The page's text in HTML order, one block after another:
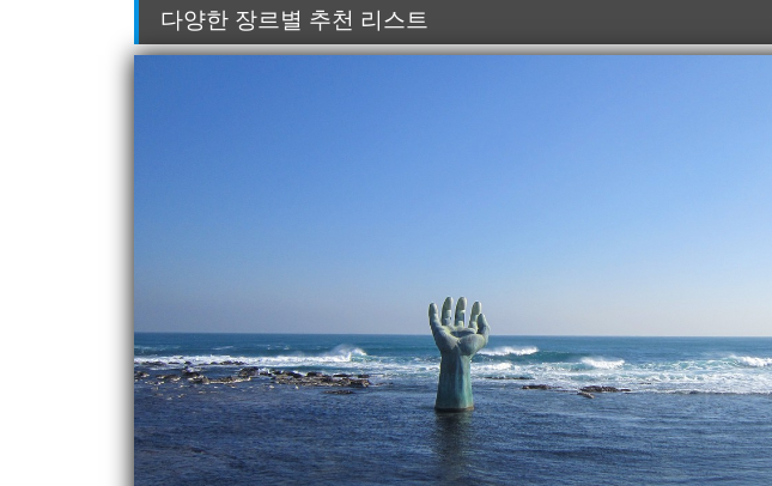
다양한 장르별 추천 리스트